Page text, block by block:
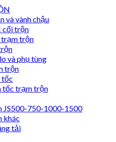
và vành chậu
cối trộn
trộn
và phụ tùng
trộn
tốc
tốc trạm trộn
JS500-750-1000-1500
khác
tải